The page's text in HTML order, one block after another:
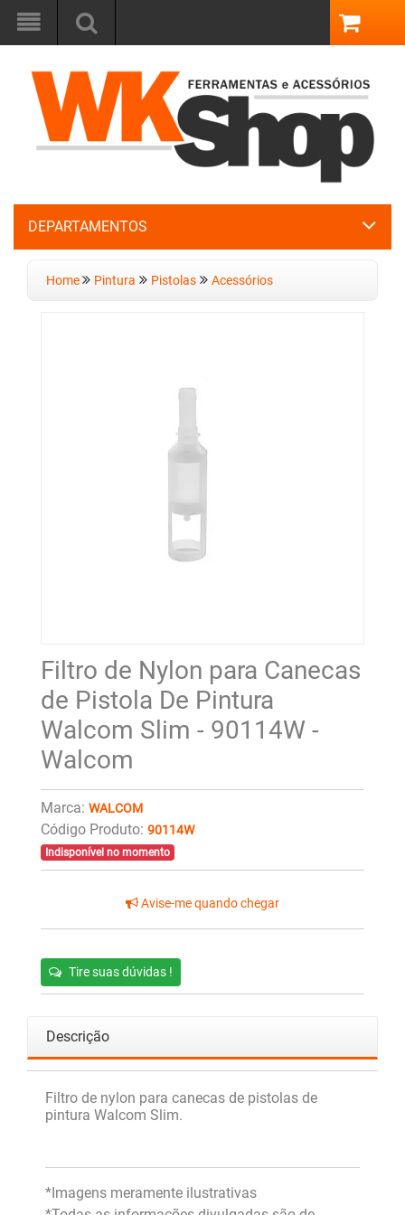
DEPARTAMENTOS
Home Pintura Pistolas Acessórios
Filtro de Nylon para Canecas
de Pistola De Pintura
Walcom Slim - 90114W -
Walcom
Marca: WALCOM
Código Produto: 90114W
Indisponível no momento
Avise-me quando chegar
Tire suas dúvidas !
Descrição
Filtro de nylon para canecas de pistolas de
pintura Walcom Slim.
*Imagens meramente ilustrativas